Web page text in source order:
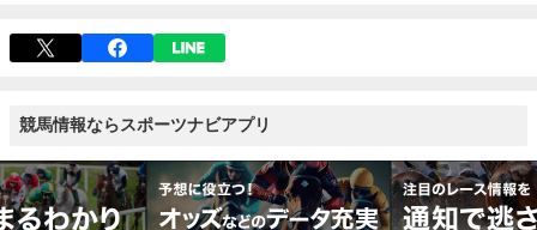
競馬情報ならスポーツナビアプリ